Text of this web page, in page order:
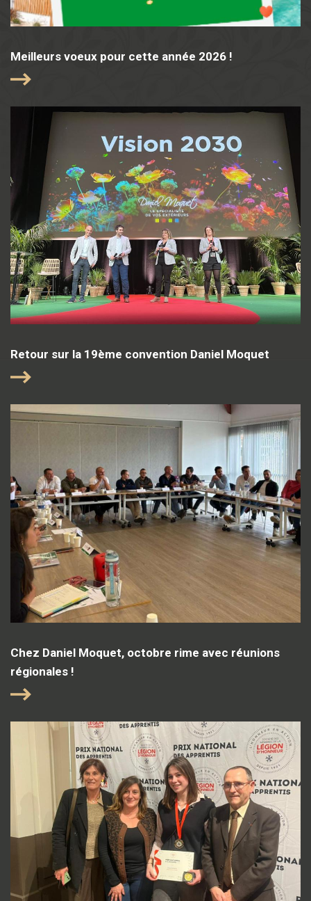
Meilleurs voeux pour cette année 2026 !
Retour sur la 19ème convention Daniel Moquet
Chez Daniel Moquet, octobre rime avec réunions
régionales !